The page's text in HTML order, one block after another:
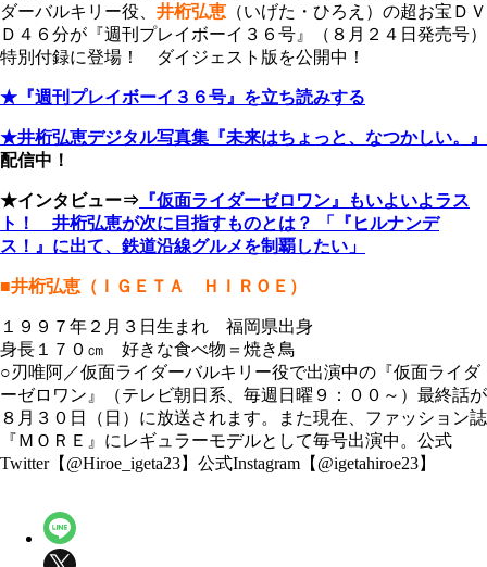
ダーバルキリー役、 井桁弘恵 （いげた・ひろえ） の超お宝ＤＶ
Ｄ４６分が『週刊プレイボーイ３６号』（８月２４日発売号）
特別付録に登場！ ダイジェスト版を公開中！
★『週刊プレイボーイ３６号』を立ち読みする
★井桁弘恵デジタル写真集『未来はちょっと、なつかしい。』
配信中！
★インタビュー⇒ 『仮面ライダーゼロワン』もいよいよラス
ト！ 井桁弘恵が次に目指すものとは？ 「『ヒルナンデ
ス！』に出て、鉄道沿線グルメを制覇したい」
■井桁弘恵（ＩＧＥＴＡ ＨＩＲＯＥ）
１９９７年２月３日生まれ 福岡県出身
身長１７０㎝ 好きな食べ物＝焼き鳥
○刃唯阿／仮面ライダーバルキリー役で出演中の『仮面ライダ
ーゼロワン』（テレビ朝日系、毎週日曜９：００～）最終話が
８月３０日（日）に放送されます。また現在、ファッション誌
『ＭＯＲＥ』にレギュラーモデルとして毎号出演中。公式
Twitter【@Hiroe_igeta23】公式Instagram【@igetahiroe23】